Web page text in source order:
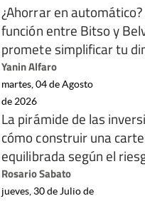
¿Ahorrar en
función entre Bitso y
promete simplificar tu
Yanin Alfaro
martes, 04 de Agosto
de 2026
La pirámide de las
cómo construir una
equilibrada según el
Rosario Sabato
jueves, 30 de Julio de